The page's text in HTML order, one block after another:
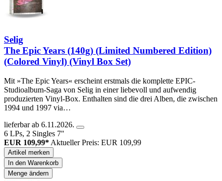
Selig
The Epic Years (140g) (Limited Numbered Edition)
(Colored Vinyl) (Vinyl Box Set)
Mit »The Epic Years« erscheint erstmals die komplette EPIC-
Studioalbum-Saga von Selig in einer liebevoll und aufwendig
produzierten Vinyl-Box. Enthalten sind die drei Alben, die zwischen
1994 und 1997 via…
lieferbar ab 6.11.2026.
6 LPs, 2 Singles 7"
EUR 109,99* Aktueller Preis: EUR 109,99
Artikel merken
In den Warenkorb
Menge ändern